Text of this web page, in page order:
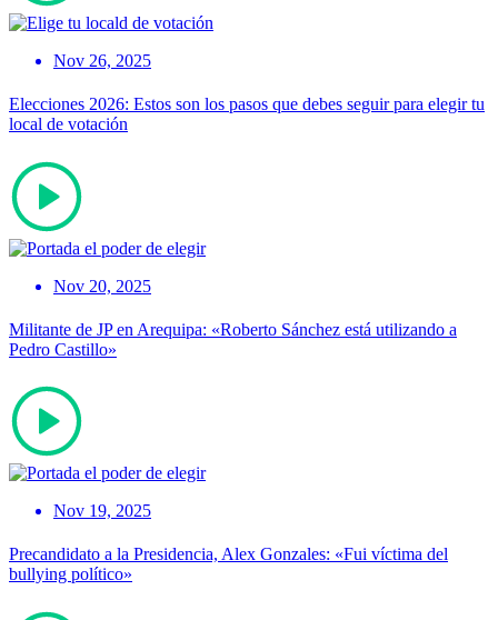
Nov 26, 2025
Elecciones 2026: Estos son los pasos que debes seguir para elegir tu
local de votación
Nov 20, 2025
Militante de JP en Arequipa: «Roberto Sánchez está utilizando a
Pedro Castillo»
Nov 19, 2025
Precandidato a la Presidencia, Alex Gonzales: «Fui víctima del
bullying político»